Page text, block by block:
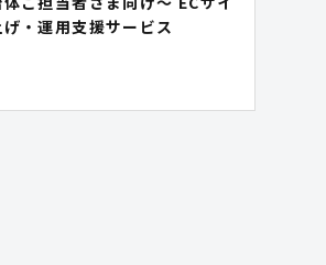
・運用支援サービス